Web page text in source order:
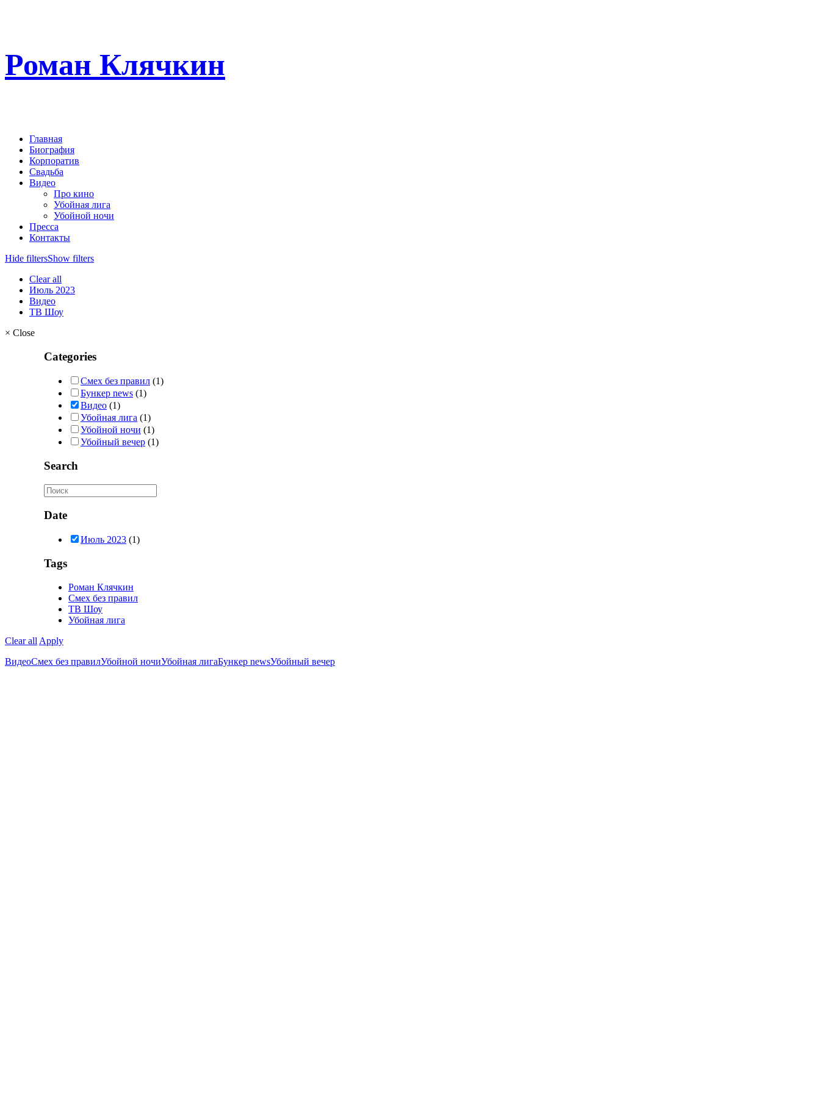
Роман Клячкин
Главная
Биография
Корпоратив
Свадьба
Видео
Про кино
Убойная лига
Убойной ночи
Пресса
Контакты
Hide filtersShow filters
Clear all
Июль 2023
Видео
ТВ Шоу
× Close
Categories
Cмех без правил (1)
Бункер news (1)
Видео (1)
Убойная лига (1)
Убойной ночи (1)
Убойный вечер (1)
Search
Date
Июль 2023 (1)
Tags
Роман Клячкин
Смех без правил
ТВ Шоу
Убойная лига
Clear all Apply
ВидеоCмех без правилУбойной ночиУбойная лигаБункер newsУбойный вечер